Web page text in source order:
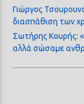
Γιώργος
διασπάθιση των
Σωτήρης Κουρής:
αλλά σώσαμε